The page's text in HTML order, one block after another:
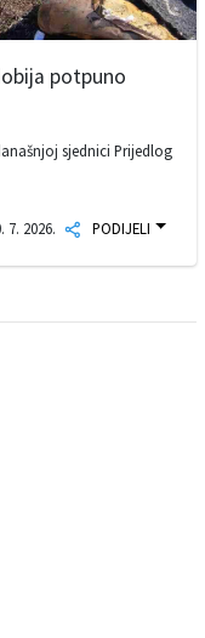
potpuno
sjednici Prijedlog
7. 2026. PODIJELI